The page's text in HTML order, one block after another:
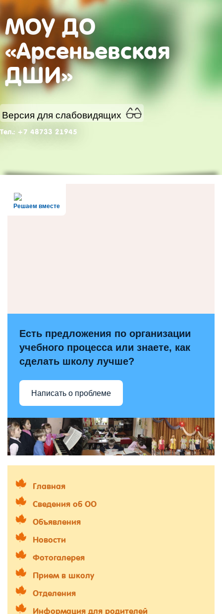
МОУ ДО
«Арсеньевская
ДШИ»
Версия для слабовидящих
Тел.: +7 48733 21945
Решаем вместе
Есть предложения по организации
учебного процесса или знаете, как
сделать школу лучше?
Написать о проблеме
Главная
Сведения об ОО
Объявления
Новости
Фотогалерея
Прием в школу
Отделения
Информация для родителей